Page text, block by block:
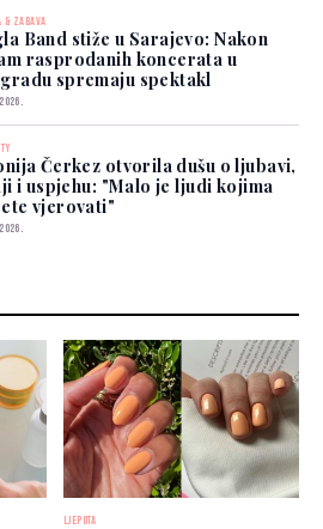
& ZABAVA
Band stiže u Sarajevo: Nakon
rasprodanih koncerata u
spremaju spektakl
Čerkez otvorila dušu o ljubavi,
i uspjehu: "Malo je ljudi kojima
vjerovati"
LJEPOTA